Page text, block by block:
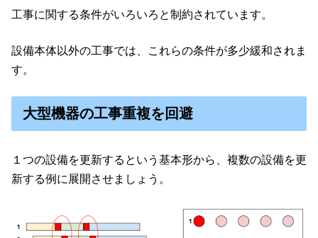
工事に関する条件がいろいろと制約されています。
設備本体以外の工事では、これらの条件が多少緩和されま
す。
大型機器の工事重複を回避
１つの設備を更新するという基本形から、複数の設備を更
新する例に展開させましょう。